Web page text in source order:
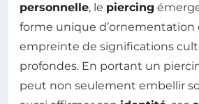
personnelle, le piercing
forme unique d’ornementation
empreinte de significations
profondes. En portant un
peut non seulement embellir